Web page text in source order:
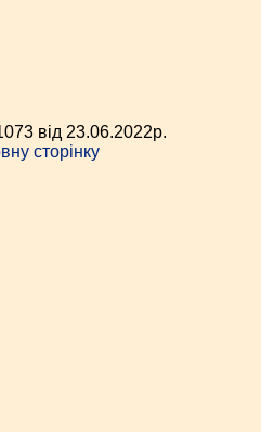
від 23.06.2022p.
сторінку